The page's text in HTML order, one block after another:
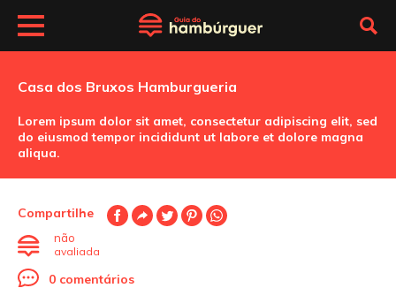
Casa dos Bruxos Hamburgueria
Lorem ipsum dolor sit amet, consectetur adipiscing elit, sed
do eiusmod tempor incididunt ut labore et dolore magna
aliqua.
Compartilhe
não
avaliada
0 comentários